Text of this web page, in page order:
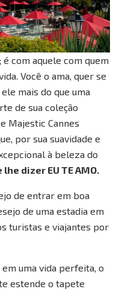
é com aquele com quem
Você o ama, quer se
mais do que uma
de sua coleção
Majestic Cannes
por sua suavidade e
à beleza do
dizer EU TE AMO.
de entrar em boa
de uma estadia em
turistas e viajantes por
uma vida perfeita, o
estende o tapete